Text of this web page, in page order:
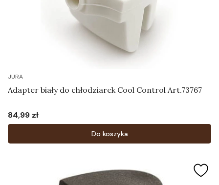
JURA
Adapter biały do chłodziarek Cool Control Art.73767
Cena
84,99 zł
Do koszyka